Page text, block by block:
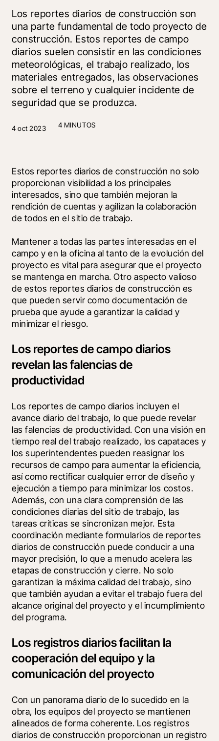
Los reportes diarios de construcción son
una parte fundamental de todo proyecto de
construcción. Estos reportes de campo
diarios suelen consistir en las condiciones
meteorológicas, el trabajo realizado, los
materiales entregados, las observaciones
sobre el terreno y cualquier incidente de
seguridad que se produzca.
4 oct 2023 4 MINUTOS
Estos reportes diarios de construcción no solo
proporcionan visibilidad a los principales
interesados, sino que también mejoran la
rendición de cuentas y agilizan la colaboración
de todos en el sitio de trabajo.
Mantener a todas las partes interesadas en el
campo y en la oficina al tanto de la evolución del
proyecto es vital para asegurar que el proyecto
se mantenga en marcha. Otro aspecto valioso
de estos reportes diarios de construcción es
que pueden servir como documentación de
prueba que ayude a garantizar la calidad y
minimizar el riesgo.
Los reportes de campo diarios
revelan las falencias de
productividad
Los reportes de campo diarios incluyen el
avance diario del trabajo, lo que puede revelar
las falencias de productividad. Con una visión en
tiempo real del trabajo realizado, los capataces y
los superintendentes pueden reasignar los
recursos de campo para aumentar la eficiencia,
así como rectificar cualquier error de diseño y
ejecución a tiempo para minimizar los costos.
Además, con una clara comprensión de las
condiciones diarias del sitio de trabajo, las
tareas críticas se sincronizan mejor. Esta
coordinación mediante formularios de reportes
diarios de construcción puede conducir a una
mayor precisión, lo que a menudo acelera las
etapas de construcción y cierre. No solo
garantizan la máxima calidad del trabajo, sino
que también ayudan a evitar el trabajo fuera del
alcance original del proyecto y el incumplimiento
del programa.
Los registros diarios facilitan la
cooperación del equipo y la
comunicación del proyecto
Con un panorama diario de lo sucedido en la
obra, los equipos del proyecto se mantienen
alineados de forma coherente. Los registros
diarios de construcción proporcionan un registro